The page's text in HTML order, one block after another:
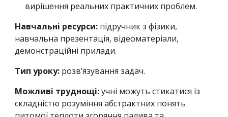
вирішення реальних практичних проблем.
Навчальні ресурси: підручник з фізики,
навчальна презентація, відеоматеріали,
демонстраційні прилади.
Тип уроку: розв’язування задач.
Можливі труднощі:учні можуть стикатися із
складністю розуміння абстрактних понять